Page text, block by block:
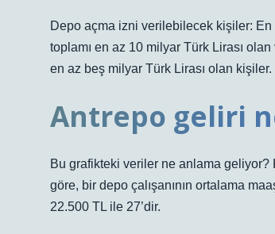
Depo açma izni verilebilecek kişiler:
toplamı en az 10 milyar Türk Lirası
en az beş milyar Türk Lirası olan kişiler.
Antrepo geliri
Bu grafikteki veriler ne anlama geliyor?
göre, bir depo çalışanının ortalama
22.500 TL ile 27’dir.